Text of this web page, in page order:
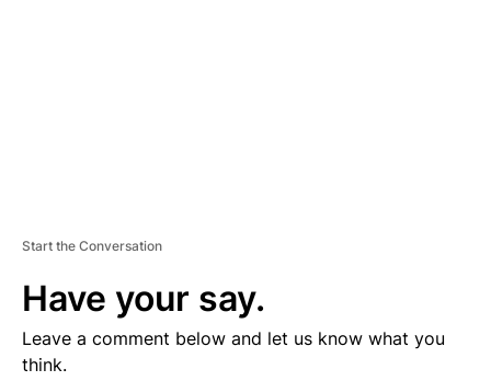
Start the Conversation
Have your say.
Leave a comment below and let us know what you
think.